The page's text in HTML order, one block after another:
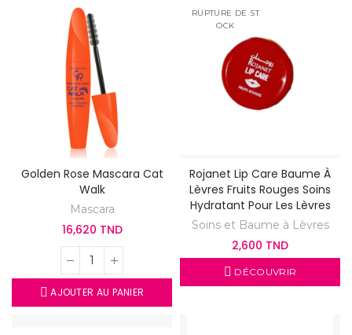
Golden Rose Mascara Cat
Walk
Mascara
16,620 TND
AJOUTER AU PANIER
RUPTURE DE ST
OCK
Rojanet Lip Care Baume À
Lèvres Fruits Rouges Soins
Hydratant Pour Les Lèvres
Soins et Baume à Lèvres
2,600 TND
DÉCOUVRIR